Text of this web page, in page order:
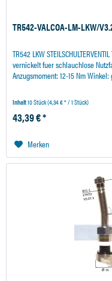
TR542-VALCOA-LM-LKW/
TR542 LKW
vernickelt fuer schlauchlose
Anzugsmoment: 12-15 Nm
Inhalt10 Stück(4,34 € * / 1 Stück)
43,39 € *
Merken